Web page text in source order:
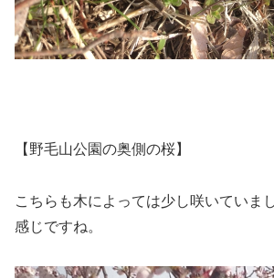
【野毛山公園の奥側の桜】
こちらも木によっては少し咲いていま
感じですね。